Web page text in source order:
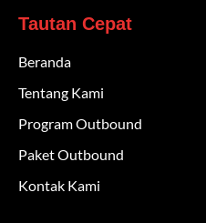
Tautan Cepat
Beranda
Tentang Kami
Program Outbound
Paket Outbound
Kontak Kami